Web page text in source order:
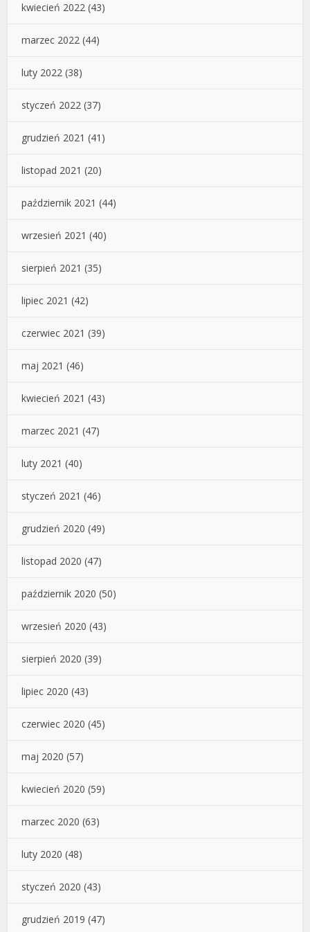
kwiecień 2022 (43)
marzec 2022 (44)
luty 2022 (38)
styczeń 2022 (37)
grudzień 2021 (41)
listopad 2021 (20)
październik 2021 (44)
wrzesień 2021 (40)
sierpień 2021 (35)
lipiec 2021 (42)
czerwiec 2021 (39)
maj 2021 (46)
kwiecień 2021 (43)
marzec 2021 (47)
luty 2021 (40)
styczeń 2021 (46)
grudzień 2020 (49)
listopad 2020 (47)
październik 2020 (50)
wrzesień 2020 (43)
sierpień 2020 (39)
lipiec 2020 (43)
czerwiec 2020 (45)
maj 2020 (57)
kwiecień 2020 (59)
marzec 2020 (63)
luty 2020 (48)
styczeń 2020 (43)
grudzień 2019 (47)